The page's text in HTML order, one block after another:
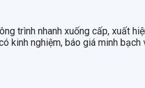
trình nhanh xuống cấp, xuất
kinh nghiệm, báo giá minh bạch